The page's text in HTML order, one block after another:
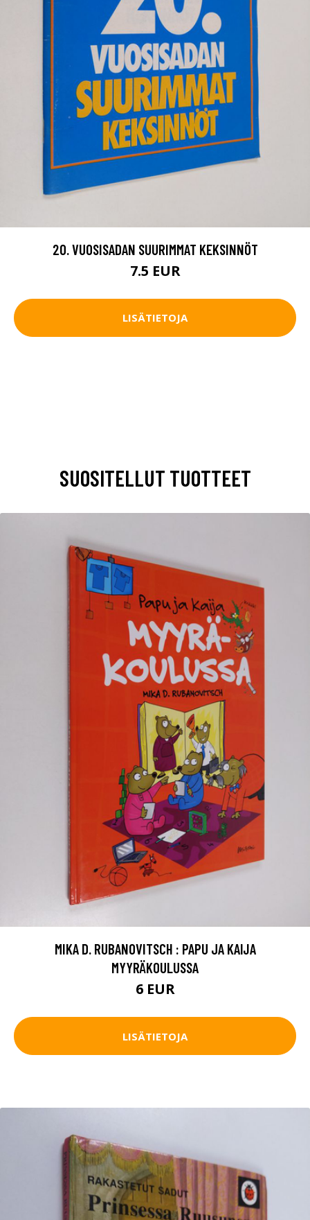
20. VUOSISADAN SUURIMMAT KEKSINNÖT
7.5 EUR
LISÄTIETOJA
SUOSITELLUT TUOTTEET
MIKA D. RUBANOVITSCH : PAPU JA KAIJA
MYYRÄKOULUSSA
6 EUR
LISÄTIETOJA